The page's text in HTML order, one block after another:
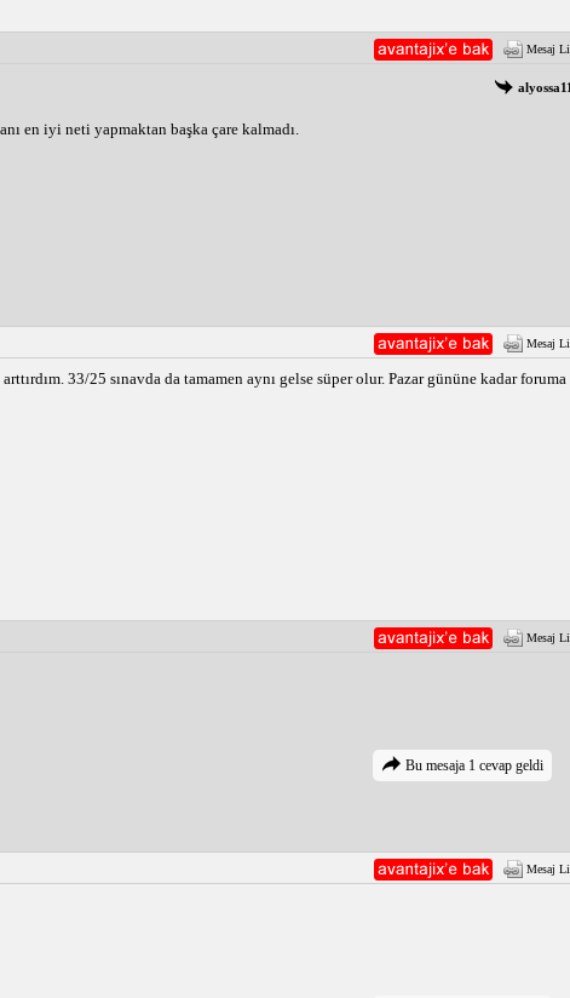
Mesaj
en iyi neti yapmaktan başka çare kalmadı.
Mesaj
33/25 sınavda da tamamen aynı gelse süper olur. Pazar gününe kadar foruma
Mesaj
Bu mesaja 1 cevap geldi
Mesaj